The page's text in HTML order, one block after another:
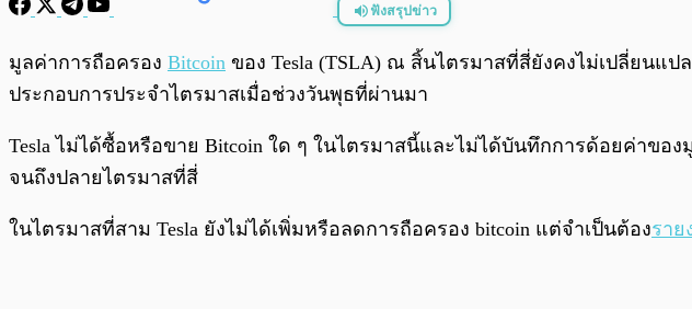
ฟังสรุปข่าว
พร้อมเล่น
มูลค่าการถือครอง Bitcoin ของ Tesla (TSLA) ณ สิ้นไตรมาสที่สี่ยังคงไม่เปลี่ยนแ
ประกอบการประจำไตรมาสเมื่อช่วงวันพุธที่ผ่านมา
Tesla ไม่ได้ซื้อหรือขาย Bitcoin ใด ๆ ในไตรมาสนี้และไม่ได้บันทึกการด้อยค่าขอ
จนถึงปลายไตรมาสที่สี่
ในไตรมาสที่สาม Tesla ยังไม่ได้เพิ่มหรือลดการถือครอง bitcoin แต่จำเป็นต้องราย